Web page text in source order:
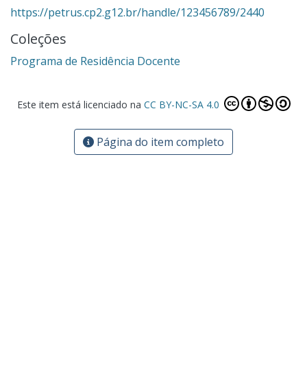
https://petrus.cp2.g12.br/handle/123456789/2440
Coleções
Programa de Residência Docente
Este item está licenciado na CC BY-NC-SA 4.0
Página do item completo